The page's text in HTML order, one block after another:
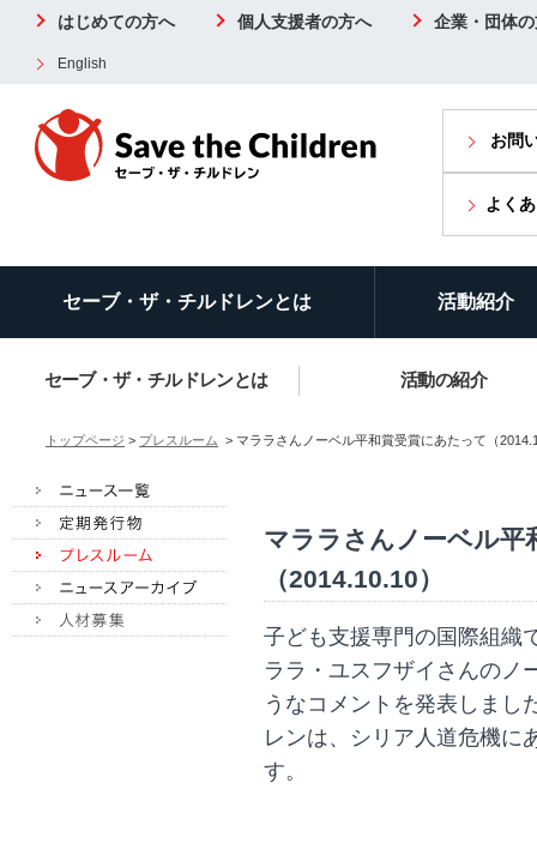
はじめての方へ 個人支援者の方へ 企業・団体
English
お問
よく
セーブ・ザ・チルドレンとは 活動紹介
セーブ・ザ・チルドレンとは 活動の紹介
トップページ > プレスルーム > マララさんノーベル平和賞受賞にあたって（
マララさんノーベル平
（2014.10.10）
子ども支援専門の国際組織
ララ・ユスフザイさんのノ
うなコメントを発表しまし
レンは、シリア人道危機に
す。